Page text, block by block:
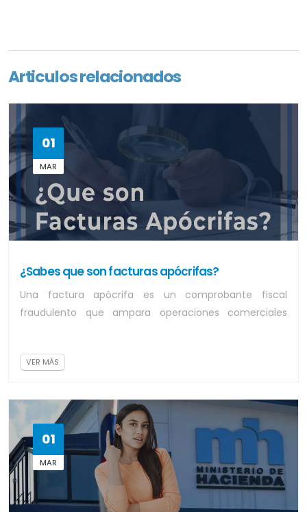
Articulos relacionados
01
MAR
¿Sabes que son facturas apócrifas?
Una factura apócrifa es un comprobante fiscal
fraudulento que ampara operaciones comerciales
VER MÁS
01
MAR